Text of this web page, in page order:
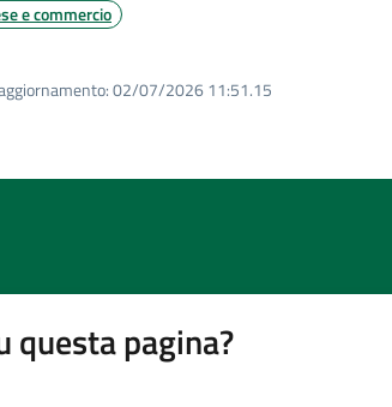
e commercio
02/07/2026 11:51.15
questa pagina?